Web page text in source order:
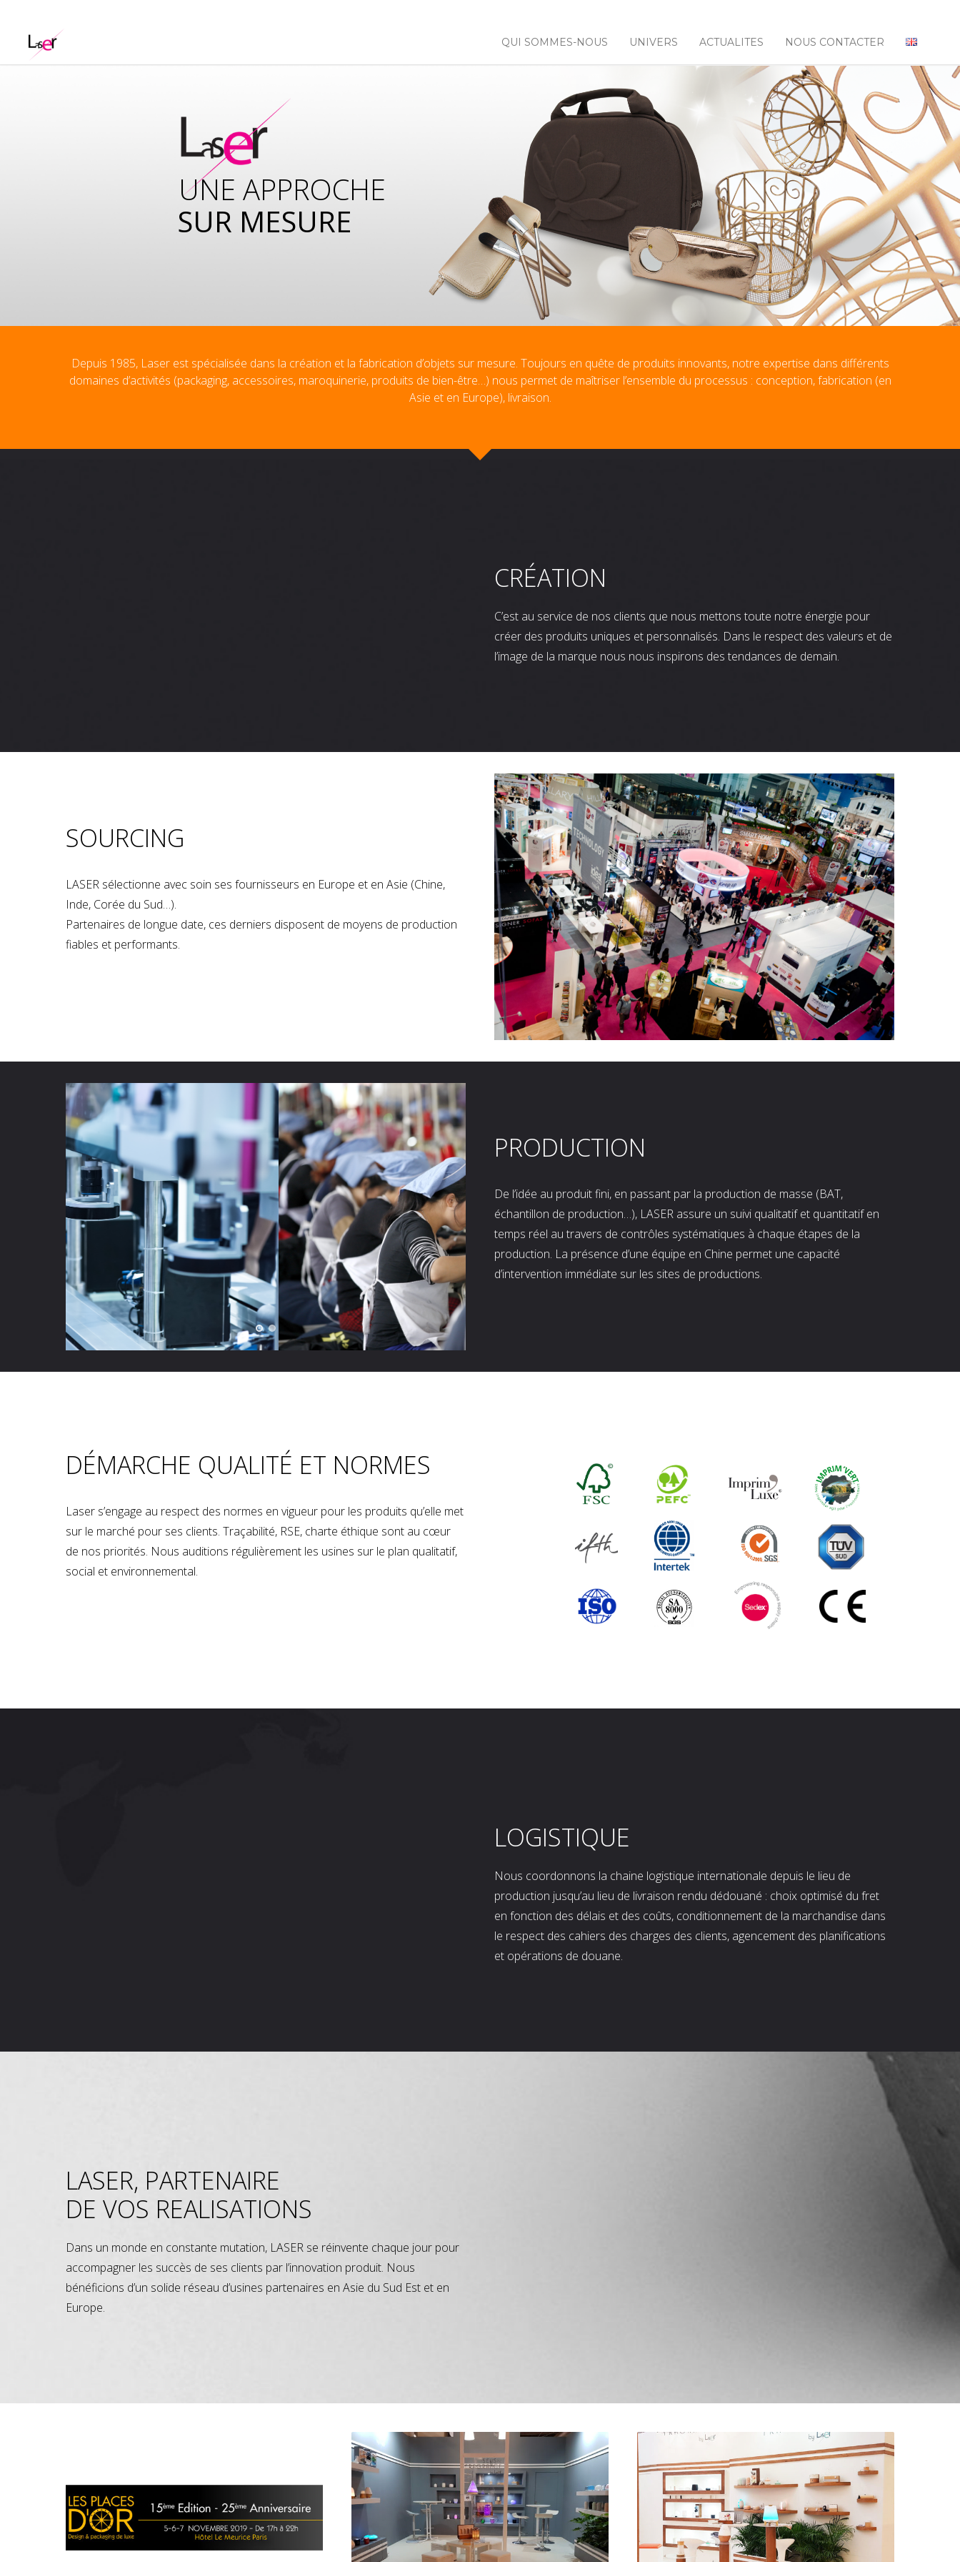
QUI SOMMES-NOUS UNIVERS ACTUALITES NOUS CONTACTER
SUR MESURE
UNE APPROCHE
Depuis 1985, Laser est spécialisée dans la création et la fabrication d’objets sur mesure. Toujours en quête de produits innovants, notre expertise dans différents
domaines d’activités (packaging, accessoires, maroquinerie, produits de bien-être…) nous permet de maîtriser l’ensemble du processus : conception, fabrication (en
Asie et en Europe), livraison.
CRÉATION
C’est au service de nos clients que nous mettons toute notre énergie pour
créer des produits uniques et personnalisés. Dans le respect des valeurs et de
l’image de la marque nous nous inspirons des tendances de demain.
SOURCING
LASER sélectionne avec soin ses fournisseurs en Europe et en Asie (Chine,
Inde, Corée du Sud…).
Partenaires de longue date, ces derniers disposent de moyens de production
fiables et performants.
PRODUCTION
De l’idée au produit fini, en passant par la production de masse (BAT,
échantillon de production…), LASER assure un suivi qualitatif et quantitatif en
temps réel au travers de contrôles systématiques à chaque étapes de la
production. La présence d’une équipe en Chine permet une capacité
d’intervention immédiate sur les sites de productions.
DÉMARCHE QUALITÉ ET NORMES
Laser s’engage au respect des normes en vigueur pour les produits qu’elle met
sur le marché pour ses clients. Traçabilité, RSE, charte éthique sont au cœur
de nos priorités. Nous auditions régulièrement les usines sur le plan qualitatif,
social et environnemental.
LOGISTIQUE
Nous coordonnons la chaine logistique internationale depuis le lieu de
production jusqu’au lieu de livraison rendu dédouané : choix optimisé du fret
en fonction des délais et des coûts, conditionnement de la marchandise dans
le respect des cahiers des charges des clients, agencement des planifications
et opérations de douane.
LASER, PARTENAIRE
DE VOS REALISATIONS
Dans un monde en constante mutation, LASER se réinvente chaque jour pour
accompagner les succès de ses clients par l’innovation produit. Nous
bénéficions d’un solide réseau d’usines partenaires en Asie du Sud Est et en
Europe.